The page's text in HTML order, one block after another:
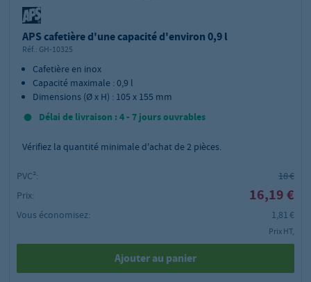
APS cafetière d'une capacité d'environ 0,9 l
Réf.: GH-10325
Cafetière en inox
Capacité maximale : 0,9 l
Dimensions (Ø x H) : 105 x 155 mm
Délai de livraison : 4 - 7 jours ouvrables
Vérifiez la quantité minimale d'achat de2 pièces.
PVC²:
18 €
Prix:
16,19 €
Vous économisez: 1,81 €
Prix HT,
Ajouter au panier